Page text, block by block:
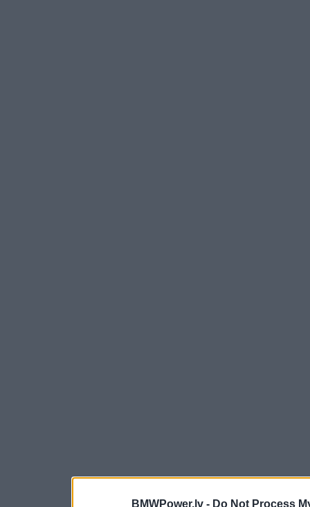
BMWPower.lv - Do Not Process